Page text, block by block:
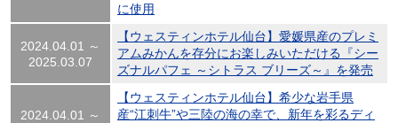
に使用
2024.04.01 ～
2025.03.07
【ウェスティンホテル仙台】愛媛県産のプレミ
アムみかんを存分にお楽しみいただける『シー
ズナルパフェ ～シトラス ブリーズ～』を発売
2024.04.01 ～
【ウェスティンホテル仙台】希少な岩手県
産“江刺牛”や三陸の海の幸で、新年を彩るディ